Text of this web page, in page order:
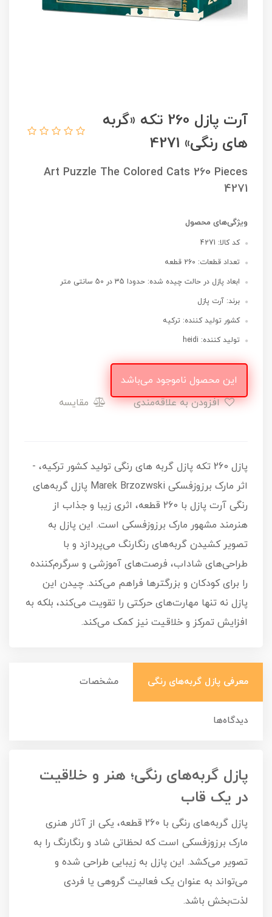
آرت پازل 260 تکه «گربه
های رنگی» 4271
Art Puzzle The Colored Cats 260 Pieces
4271
ویژگی‌های محصول
کد کالا: 4271
تعداد قطعات: 260 قطعه
ابعاد پازل در حالت چیده شده: حدودا 35 در 50 سانتی متر
برند: آرت پازل
کشور تولید کننده: ترکیه
تولید کننده: heidi
این محصول ناموجود می‌باشد
افزودن به علاقه‌مندی
مقایسه
پازل 260 تکه پازل گربه های رنگی تولید کشور ترکیه، -
اثر مارک برزوزفسکی Marek Brzozwski پازل گربه‌های
رنگی آرت پازل با 260 قطعه، اثری زیبا و جذاب از
هنرمند مشهور مارک برزوزفسکی است. این پازل به
تصویر کشیدن گربه‌های رنگارنگ می‌پردازد و با
طراحی‌های شاداب، فرصت‌های آموزشی و سرگرم‌کننده
را برای کودکان و بزرگترها فراهم می‌کند. چیدن این
پازل نه تنها مهارت‌های حرکتی را تقویت می‌کند، بلکه به
افزایش تمرکز و خلاقیت نیز کمک می‌کند.
معرفی پازل گربه‌های رنگی مشخصات
دیدگاه‌ها
پازل گربه‌های رنگی؛ هنر و خلاقیت
در یک قاب
پازل گربه‌های رنگی با 260 قطعه، یکی از آثار هنری
مارک برزوزفسکی است که لحظاتی شاد و رنگارنگ را به
تصویر می‌کشد. این پازل به زیبایی طراحی شده و
می‌تواند به عنوان یک فعالیت گروهی یا فردی
لذت‌بخش باشد.